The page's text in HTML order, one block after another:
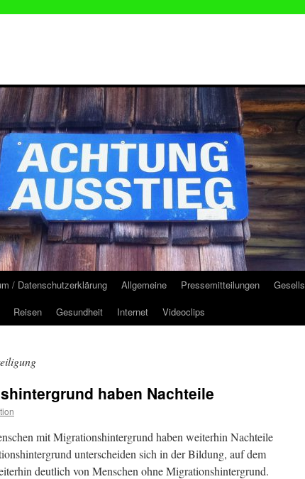
/ Datenschutzerklärung Allgemeine Pressemitteilungen
Reisen Gesundheit Internet Videoclips
haben Nachteile
mit Migrationshintergrund haben weiterhin Nachteile
unterscheiden sich in der Bildung, auf dem
deutlich von Menschen ohne Migrationshintergrund.